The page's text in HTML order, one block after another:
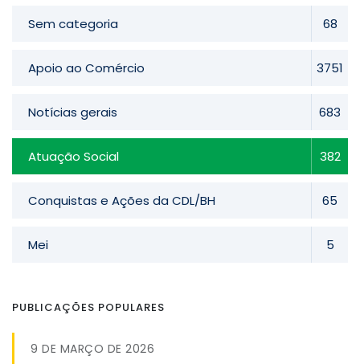
Sem categoria 68
Apoio ao Comércio 3751
Notícias gerais 683
Atuação Social 382
Conquistas e Ações da CDL/BH 65
Mei 5
PUBLICAÇÕES POPULARES
9 DE MARÇO DE 2026